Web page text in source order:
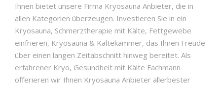
Ihnen bietet unsere Firma Kryosauna Anbieter, die in
allen Kategorien überzeugen. Investieren Sie in ein
Kryosauna, Schmerztherapie mit Kälte, Fettgewebe
einfrieren, Kryosauna & Kältekammer, das Ihnen Freude
über einen langen Zeitabschnitt hinweg bereitet. Als
erfahrener Kryo, Gesundheit mit Kälte Fachmann
offerieren wir Ihnen Kryosauna Anbieter allerbester